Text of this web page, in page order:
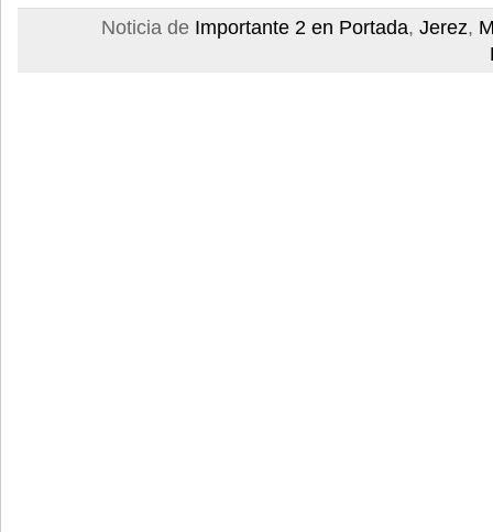
Noticia de Importante 2 en Portada, Jerez,